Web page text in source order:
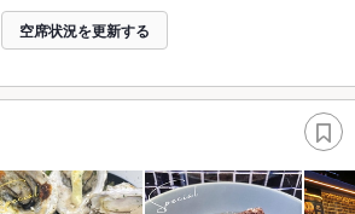
空席状況を更新する